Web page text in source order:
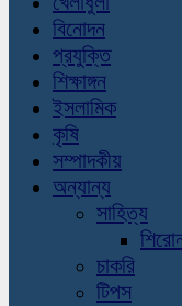
বিনোদন
প্রযুক্তি
শিক্ষাঙ্গন
ইসলামিক
কৃষি
সম্পাদকীয়
অন্যান্য
সাহিত্য
চাকরি
টিপস